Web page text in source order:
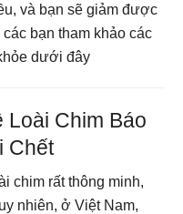
và bạn sẽ giảm được
bạn tham khảo các
dưới đây
Loài Chim Báo
Chết
chim rất thông minh,
nhiên, ở Việt Nam,